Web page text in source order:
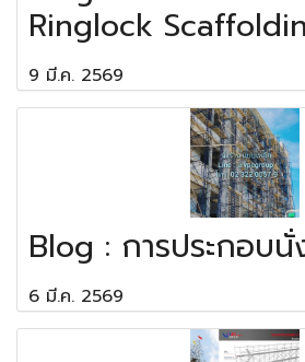
Ringlock
9 มี.ค. 2569
Blog : การประกอบนั่
6 มี.ค. 2569